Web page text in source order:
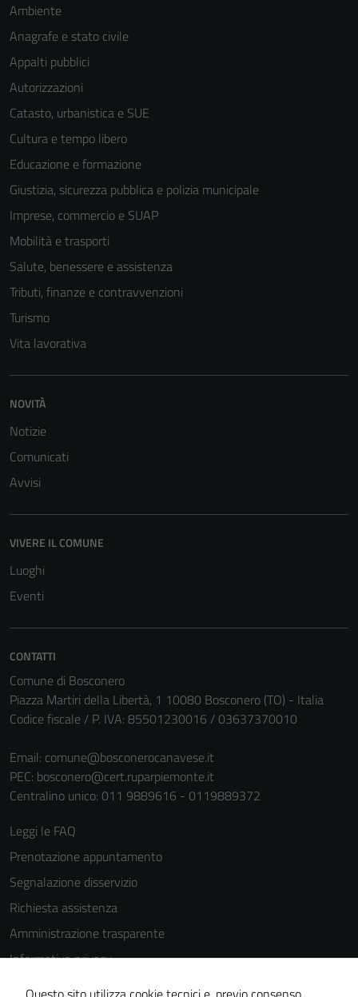
Ambiente
Anagrafe e stato civile
Appalti pubblici
Autorizzazioni
Catasto, urbanistica e SUE
Cultura e tempo libero
Educazione e formazione
Giustizia, sicurezza pubblica e polizia municipale
Imprese, commercio e SUAP
Mobilità e trasporti
Salute, benessere e assistenza
Tributi, finanze e contravvenzioni
Turismo
Vita lavorativa
NOVITÀ
Notizie
Comunicati
Avvisi
VIVERE IL COMUNE
Luoghi
Eventi
CONTATTI
Comune di Bosconero
Piazza Martiri della Libertà, 1 10080 Bosconero (TO) - Italia
Codice fiscale / P. IVA: 85501230016 / 03637370010
Email: comune@bosconerocanavese.it
PEC: bosconero@cert.ruparpiemonte.it
Centralino unico: 011 9889616 - 0119889372
Leggi le FAQ
Prenotazione appuntamento
Segnalazione disservizio
Richiesta assistenza
Amministrazione trasparente
Informativa privacy
Cookie Policy
del sito e non
possono
disabilitati.
Questi cookie
non raccolgono